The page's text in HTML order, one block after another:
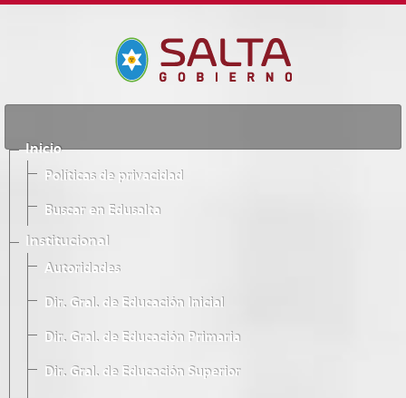
Inicio
Políticas de privacidad
Buscar en Edusalta
Institucional
Autoridades
Dir. Gral. de Educación Inicial
Dir. Gral. de Educación Primaria
Dir. Gral. de Educación Superior